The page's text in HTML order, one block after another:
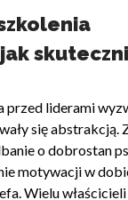
przed liderami
się abstrakcją.
o dobrostan
motywacji w
Wielu
cookie stosowane
pliki cookie, to pliki,